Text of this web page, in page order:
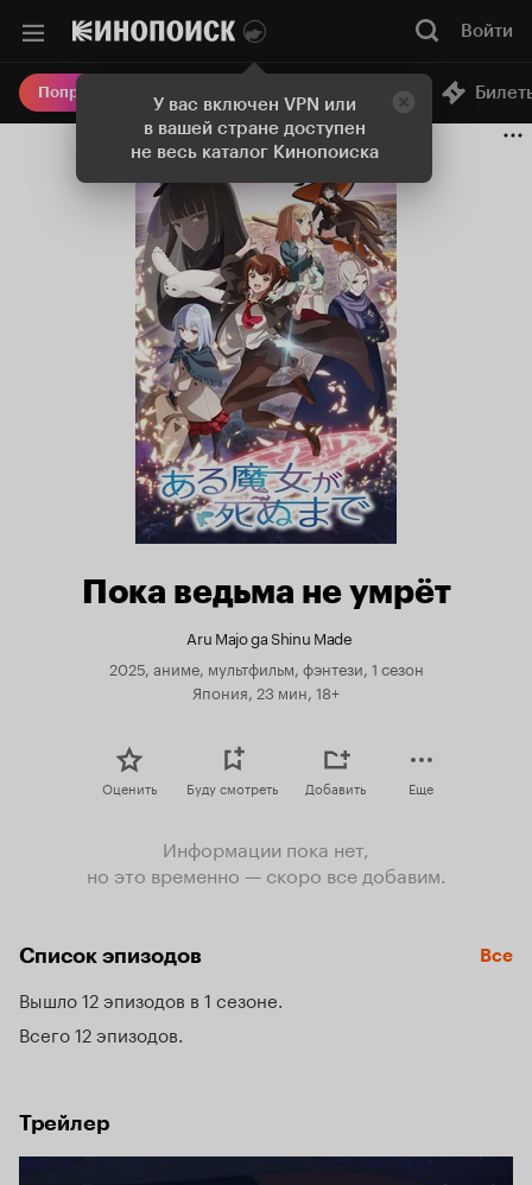
У вас включен VPN или
в вашей стране доступен
не весь каталог Кинопоиска
Войти
Попробовать Плюс Онлайн-кинотеатр
Пока ведьма не умрёт
Aru Majo ga Shinu Made
2025, аниме, мультфильм, фэнтези, 1 сезон
Япония, 23 мин, 18+
Оценить Буду смотреть Добавить Еще
Информации пока нет,
но это временно — скоро все добавим.
Список эпизодов Все
Вышло 12 эпизодов в 1 сезоне
Всего 12 эпизодов
Трейлер